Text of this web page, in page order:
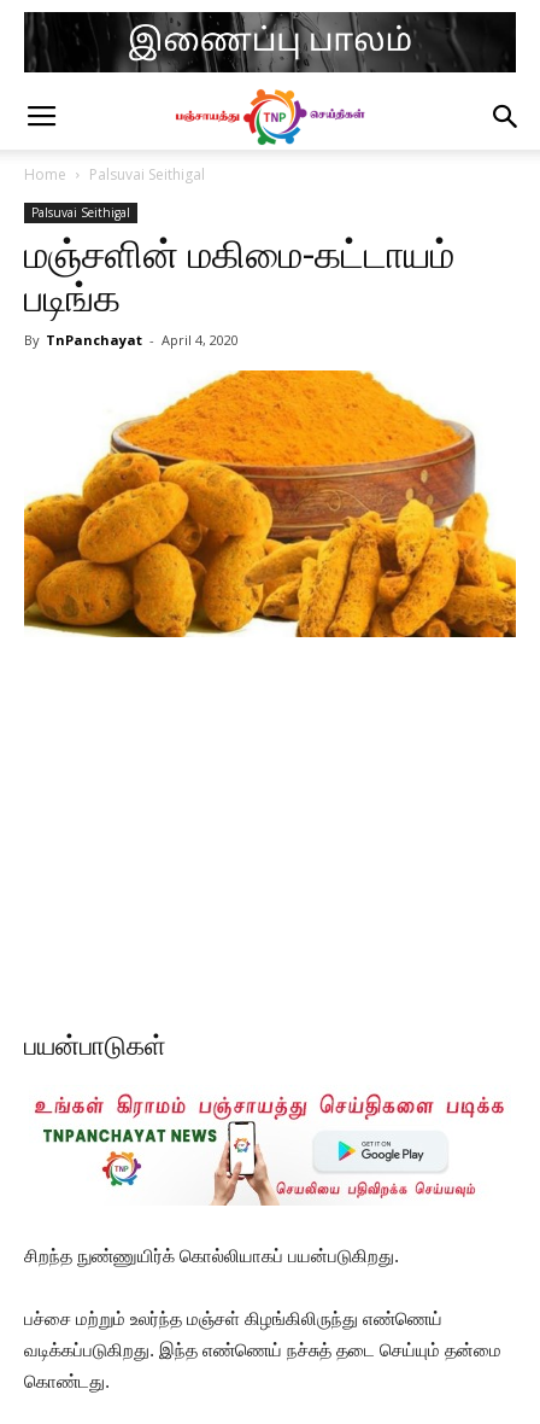
Home Palsuvai Seithigal
Palsuvai Seithigal
மஞ்சளின் மகிமை-கட்டாயம்
படிங்க
By TnPanchayat - April 4, 2020
பயன்பாடுகள்
சிறந்த நுண்ணுயிர்க் கொல்லியாகப் பயன்படுகிறது.
பச்சை மற்றும் உலர்ந்த மஞ்சள் கிழங்கிலிருந்து எண்ணெய்
வடிக்கப்படுகிறது. இந்த எண்ணெய் நச்சுத் தடை செய்யும் தன்மை
கொண்டது.